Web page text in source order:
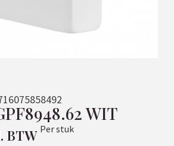
WIT
BTW Per stuk